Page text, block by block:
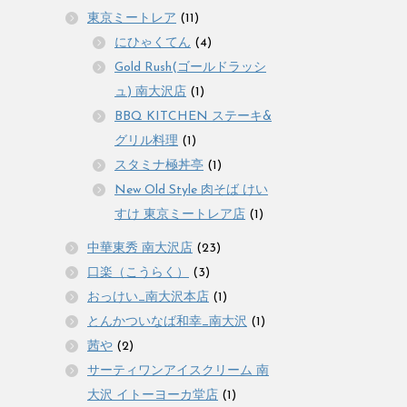
東京ミートレア (11)
にひゃくてん (4)
Gold Rush(ゴールドラッシ
ュ) 南大沢店 (1)
BBQ KITCHEN ステーキ&
グリル料理 (1)
スタミナ極丼亭 (1)
New Old Style 肉そば けい
すけ 東京ミートレア店 (1)
中華東秀 南大沢店 (23)
口楽（こうらく）
(3)
おっけい_南大沢本店 (1)
とんかついなば和幸_南大沢 (1)
茜や (2)
サーティワンアイスクリーム 南
大沢 イトーヨーカ堂店 (1)